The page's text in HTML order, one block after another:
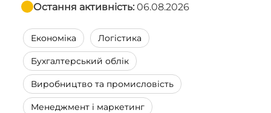
Остання активність: 06.08.2026
Економіка Логістика
Бухгалтерський облік
Виробництво та промисловість
Менеджмент і маркетинг